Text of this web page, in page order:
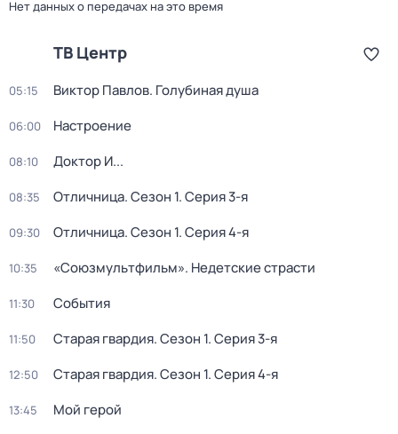
Нет данных о передачах на это время
ТВ Центр
05:15 Виктор Павлов. Голубиная душа
06:00 Настроение
08:10 Доктор И...
08:35 Отличница. Сезон 1. Серия 3-я
09:30 Отличница. Сезон 1. Серия 4-я
10:35 «Союзмультфильм». Недетские страсти
11:30 События
11:50 Старая гвардия. Сезон 1. Серия 3-я
12:50 Старая гвардия. Сезон 1. Серия 4-я
13:45 Мой герой